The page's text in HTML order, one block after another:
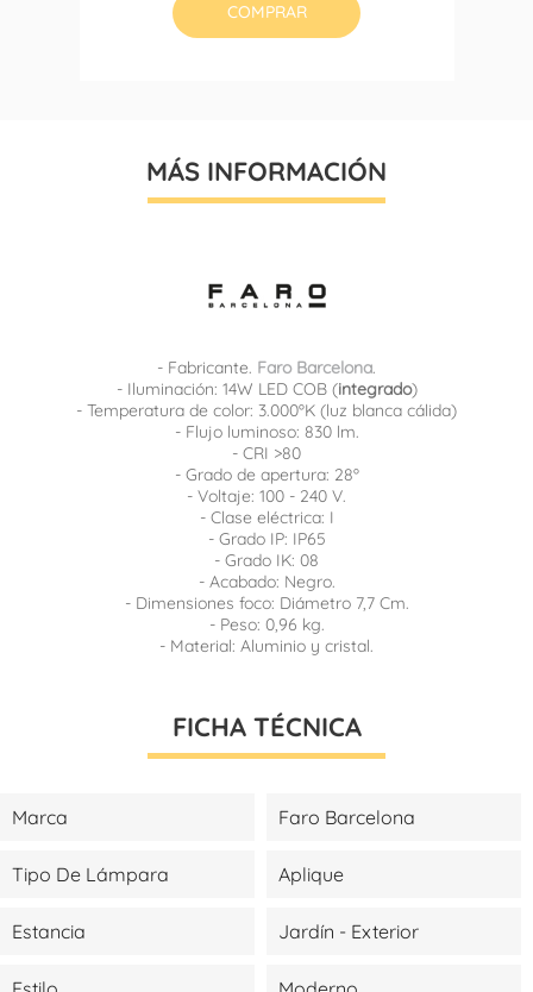
COMPRAR
MÁS INFORMACIÓN
- Fabricante. Faro Barcelona.
- Iluminación: 14W LED COB (integrado)
- Temperatura de color: 3.000ºK (luz blanca cálida)
- Flujo luminoso: 830 lm.
- CRI >80
- Grado de apertura: 28º
- Voltaje: 100 - 240 V.
- Clase eléctrica: I
- Grado IP: IP65
- Grado IK: 08
- Acabado: Negro.
- Dimensiones foco: Diámetro 7,7 Cm.
- Peso: 0,96 kg.
- Material: Aluminio y cristal.
FICHA TÉCNICA
Marca Faro Barcelona
Tipo De Lámpara Aplique
Estancia Jardín - Exterior